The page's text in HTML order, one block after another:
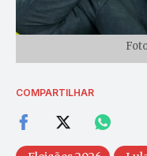
COMPARTILHAR